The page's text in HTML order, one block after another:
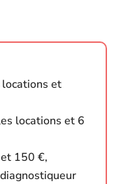
et
locations et 6
150 €,